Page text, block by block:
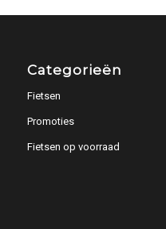
Categorieën
Fietsen
Promoties
Fietsen op voorraad